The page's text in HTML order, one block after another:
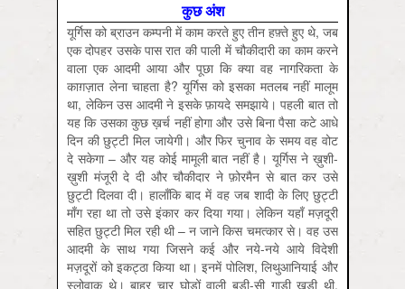
कुछ अंश
यूर्गिस को ब्राउन कम्पनी में काम करते हुए तीन हफ़्ते हुए थे, जब
एक दोपहर उसके पास रात की पाली में चौकीदारी का काम करने
वाला एक आदमी आया और पूछा कि क्या वह नागरिकता के
काग़ज़ात लेना चाहता है? यूर्गिस को इसका मतलब नहीं मालूम
था, लेकिन उस आदमी ने इसके फ़ायदे समझाये। पहली बात तो
यह कि उसका कुछ ख़र्च नहीं होगा और उसे बिना पैसा कटे आधे
दिन की छुट्टी मिल जायेगी। और फिर चुनाव के समय वह वोट
दे सकेगा – और यह कोई मामूली बात नहीं है। यूर्गिस ने ख़ुशी-
ख़ुशी मंजूरी दे दी और चौकीदार ने फ़ोरमैन से बात कर उसे
छुट्टी दिलवा दी। हालाँकि बाद में वह जब शादी के लिए छुट्टी
माँग रहा था तो उसे इंकार कर दिया गया। लेकिन यहाँ मज़दूरी
सहित छुट्टी मिल रही थी – न जाने किस चमत्कार से। वह उस
आदमी के साथ गया जिसने कई और नये-नये आये विदेशी
मज़दूरों को इकट्ठा किया था। इनमें पोलिश, लिथुआनियाई और
स्लोवाक थे। बाहर चार घोड़ों वाली बड़ी-सी गाड़ी खड़ी थी,